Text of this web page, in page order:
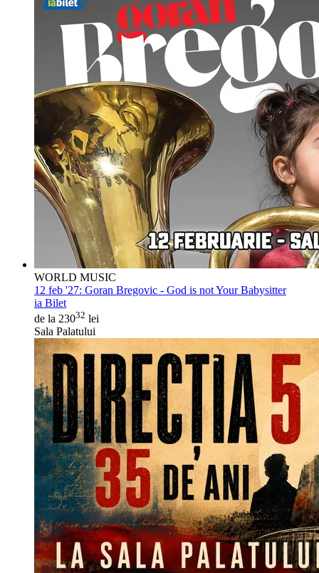
WORLD MUSIC
12 feb '27: Goran Bregovic - God is not Your Babysitter
ia Bilet
de la 23032 lei
Sala Palatului